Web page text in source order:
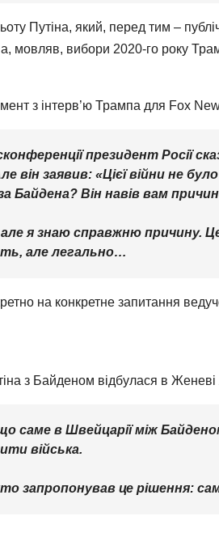
Путіна, який, перед тим –
мовляв, вибори 2020-го року
з інтерв’ю Трампа для Fox
президент Росії
він заявив: «Цієї війни не
Байдена? Він навів вам
але я знаю справжню
але легально…
на конкретне запитання
з Байденом відбулася в
саме в Швейцарії між
війська.
запропонував це рішення: